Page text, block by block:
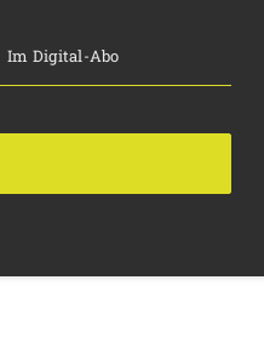
Im Digital-Abo